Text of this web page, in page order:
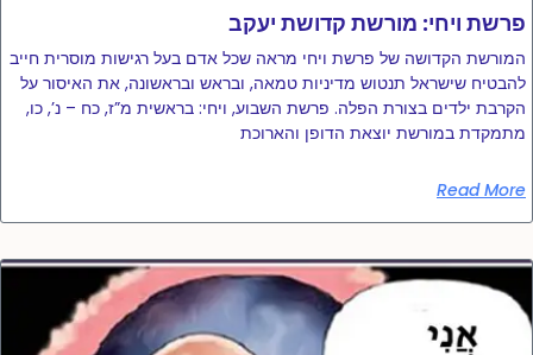
פרשת ויחי: מורשת קדושת יעקב
המורשת הקדושה של פרשת ויחי מראה שכל אדם בעל רגישות מוסרית חייב
להבטיח שישראל תנטוש מדיניות טמאה, ובראש ובראשונה, את האיסור על
הקרבת ילדים בצורת הפלה. פרשת השבוע, ויחי: בראשית מ”ז, כח – נ’, כו,
מתמקדת במורשת יוצאת הדופן והארוכת
Read More